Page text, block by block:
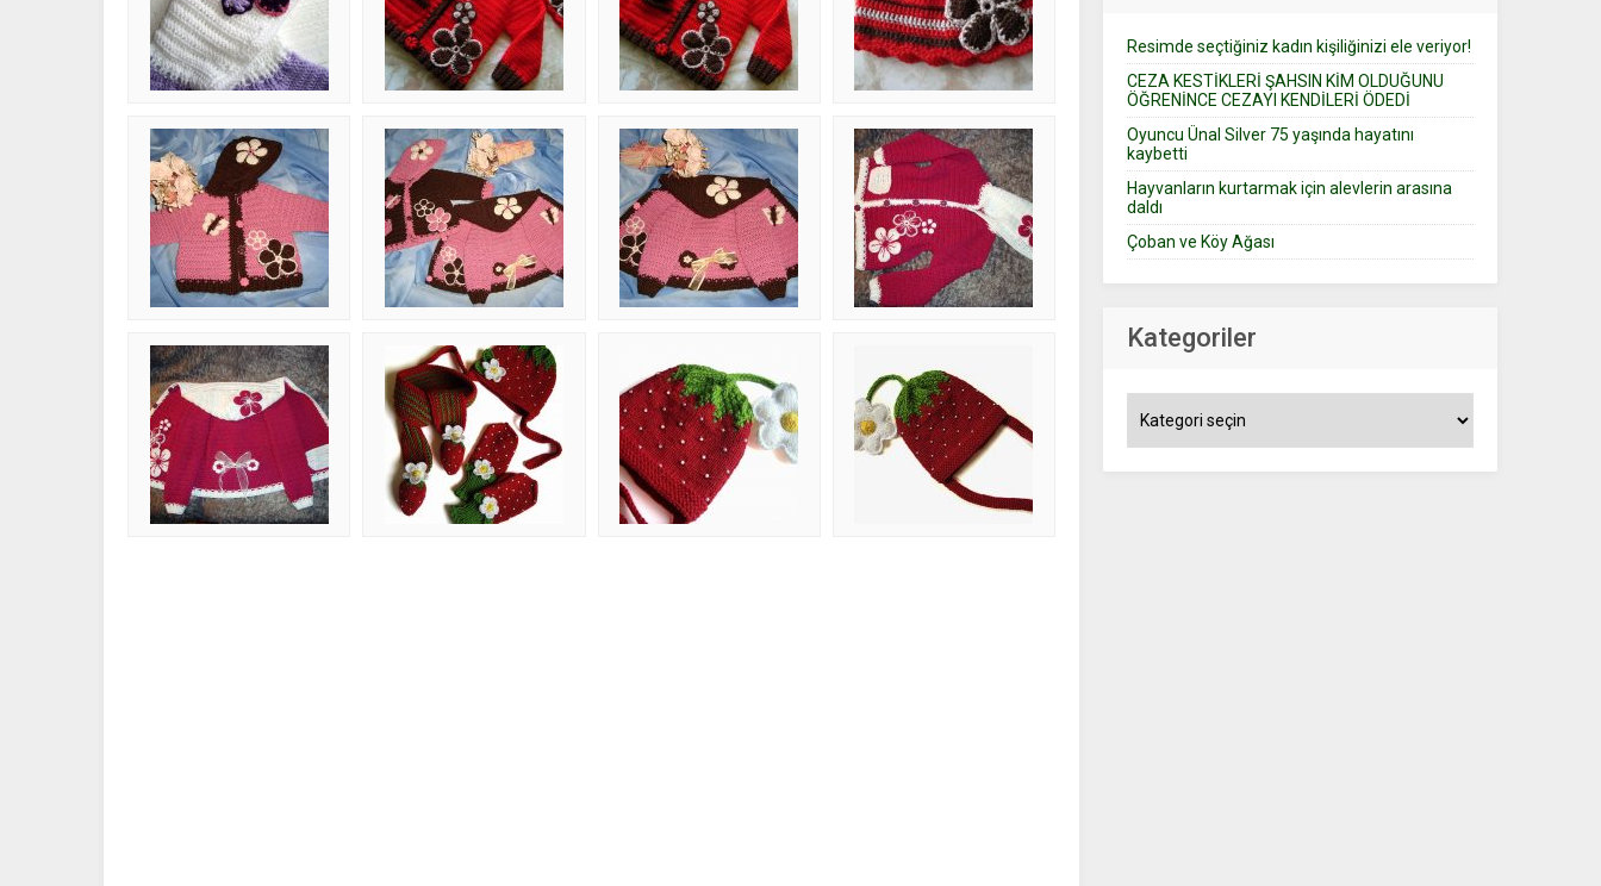
Resimde seçtiğiniz kadın kişiliğinizi ele veriyor!
CEZA KESTİKLERİ ŞAHSIN KİM OLDUĞUNU
ÖĞRENİNCE CEZAYI KENDİLERİ ÖDEDİ
Oyuncu Ünal Silver 75 yaşında hayatını
kaybetti
Hayvanların kurtarmak için alevlerin arasına
daldı
Çoban ve Köy Ağası
Kategoriler